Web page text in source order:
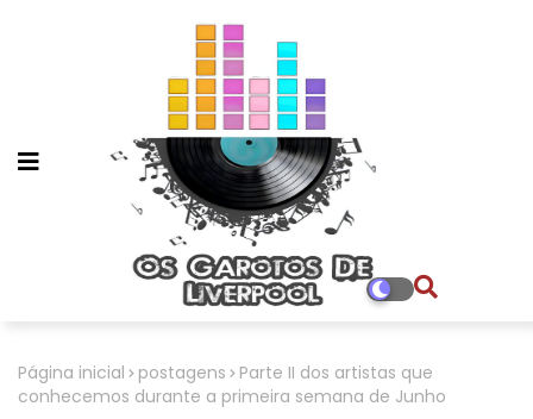
Página inicial postagens
Parte II dos artistas que
conhecemos durante a primeira semana de Junho